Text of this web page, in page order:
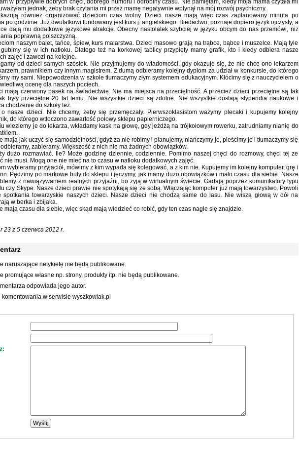
w przypływie dobrych chęci, dobrego humoru i odrobiny czasu. Nie pamiętam, kiedy moja mama czytała mi
jednak, żeby brak czytania mi przez mamę negatywnie wpłynął na mój rozwój psychiczny.
również organizować dzieciom czas wolny. Dzieci nasze mają więc czas zaplanowany minuta po
po godzinie. Już dwulatkowi fundowany jest kurs j. angielskiego. Biedactwo, poznaje dopiero język ojczysty, a
dają mu dodatkowe językowe atrakcje. Obecny nastolatek szybciej w języku obcym do nas przemówi, niż
poprawną polszczyzną.
naszym balet, tańce, śpiew, kurs malarstwa. Dzieci masowo grają na trąbce, bąbce i muszelce. Mają tyle
się w ich natłoku. Dlatego też na korkowej tablicy przypięty mamy grafik, kto i kiedy odbiera nasze
zajęć i zawozi na kolejne.
od dzieci samych szóstek. Nie przyjmujemy do wiadomości, gdy okazuje się, że nie chce ono lekarzem
prawnikiem czy innym magistrem. Z dumą odbieramy kolejny dyplom za udział w konkursie, do którego
my sami. Niepowodzenia w szkole tłumaczymy złym systemem edukacyjnym. Kłócimy się z nauczycielem o
ocenę dla naszych pociech.
mają czerwony pasek na świadectwie. Nie ma miejsca na przeciętność. A przecież dzieci przeciętne są tak
były przeciętne 20 lat temu. Nie wszystkie dzieci są zdolne. Nie wszystkie dostają stypendia naukowe i
chodzenie do szkoły też.
nasze dzieci. Nie chcemy, żeby się przemęczały. Pierwszoklasistom ważymy plecaki i kupujemy kolejny
do którego wtłoczono zawartość połowy sklepu papierniczego.
wieziemy je do lekarza, wkładamy kask na głowę, gdy jeżdżą na trójkołowym rowerku, zatrudniamy nianię do
mają jak uczyć się samodzielności, gdyż za nie robimy i planujemy, niańczymy je, pieścimy je i tłumaczymy się
zabieramy. Większość z nich nie ma żadnych obowiązków.
dużo rozmawiać. Ile? Może godzinę dziennie, codziennie. Pomimo naszej chęci do rozmowy, chęci tej ze
nie musi. Mogą one nie mieć na to czasu w natłoku dodatkowych zajęć.
wybieramy przyjaciół, mówimy z kim wypada się kolegować, a z kim nie. Kupujemy im kolejny komputer, grę i
Pędzimy po markowe buty do sklepu i jęczymy, jak mamy dużo obowiązków i mało czasu dla siebie. Nasze
z nawiązywaniem realnych przyjaźni, bo żyją w wirtualnym świecie. Gadają poprzez komunikatory typu
czy Skype. Nasze dzieci prawie nie spotykają się ze sobą. Włączając komputer już mają towarzystwo. Powoli
spotkania towarzyskie naszych dzieci. Nasze dzieci nie chodzą same do lasu. Nie wiszą głową w dół na
w berka i zbijaka.
mają czasu dla siebie, więc skąd mają wiedzieć co robić, gdy ten czas nagle się znajdzie.
23 z 5 czerwca 2012 r.
naruszające netykietę nie będą publikowane.
promujące własne np. strony, produkty itp. nie będą publikowane.
odpowiada jego autor.
komentowania w serwisie wyszkowiak.pl